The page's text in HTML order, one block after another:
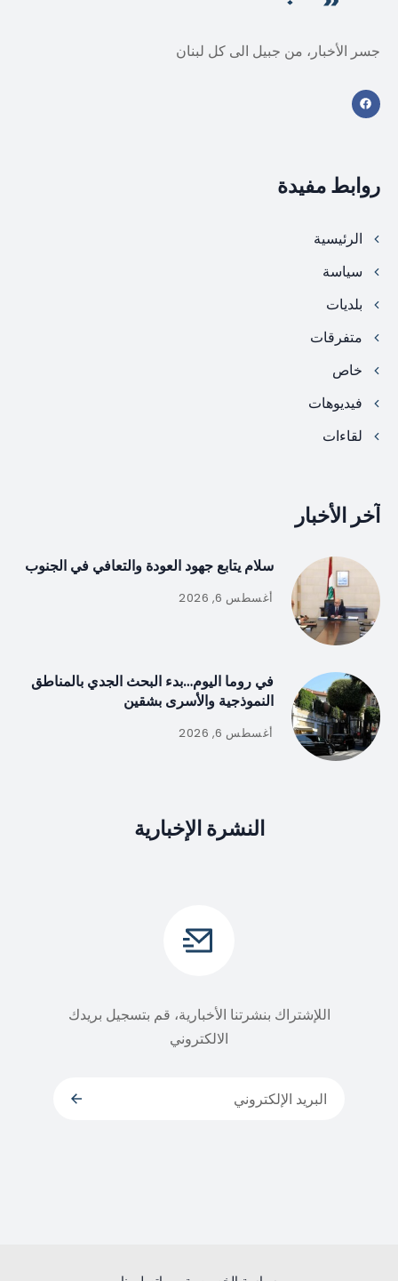
جسر الأخبار، من جبيل الى كل لبنان
روابط مفيدة
الرئيسية
سياسة
بلديات
متفرقات
خاص
فيديوهات
لقاءات
آخر الأخبار
سلام يتابع جهود العودة والتعافي في الجنوب
أغسطس 6, 2026
في روما اليوم…بدء البحث الجدي بالمناطق
النموذجية والأسرى بشقين
أغسطس 6, 2026
النشرة الإخبارية
اللإشتراك بنشرتنا الأخبارية، قم بتسجيل بريدك
الالكتروني